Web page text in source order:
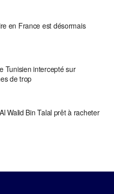
en France est désormais
Tunisien intercepté sur
de trop
Walid Bin Talal prêt à racheter